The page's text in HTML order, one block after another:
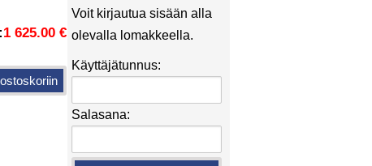
1 625.00 €
Voit kirjautua sisään alla
olevalla lomakkeella.
Käyttäjätunnus:
Salasana: